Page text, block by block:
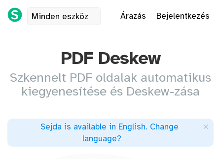
Minden eszköz Árazás Bejelentkezés
PDF Deskew
Szkennelt PDF oldalak automatikus
kiegyenesítése és Deskew-zása
Sejda is available in English. Change
language?
×